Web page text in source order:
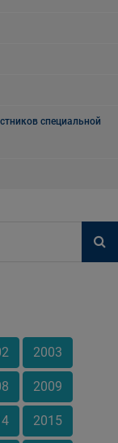
специальной
2003
2009
2015